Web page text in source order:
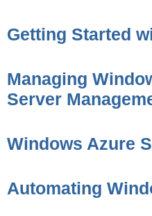
Getting Started
Managing
Server
Windows Azure
Automating